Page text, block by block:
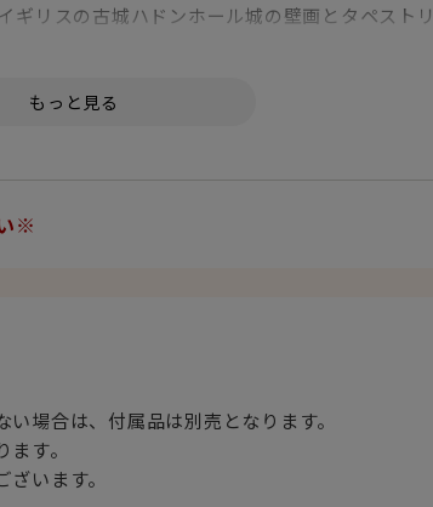
ギリスの古城ハドンホール城の壁画とタペスト
入りなのでギフトとしてもおすすめです。
※
場合は、付属品は別売となります。
す。
います。